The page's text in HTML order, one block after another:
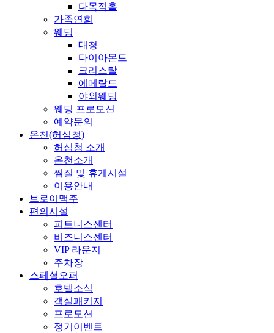
다목적홀
가족연회
웨딩
대청
다이아몬드
크리스탈
에메랄드
야외웨딩
웨딩 프로모션
예약문의
온천(허심청)
허심청 소개
온천소개
찜질 및 휴게시설
이용안내
브로이맥주
편의시설
피트니스센터
비즈니스센터
VIP 라운지
주차장
스페셜오퍼
호텔소식
객실패키지
프로모션
정기이벤트